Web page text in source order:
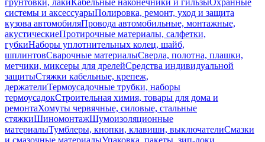
грунтовки, лакиКабельные наконечники и гильзыОхранные
системы и аксессуарыПолировка, ремонт, уход и защита
кузова автомобиляПровода автомобильные, монтажные,
акустическиеПротирочные материалы, салфетки,
губкиНаборы уплотнительных колец, шайб,
шплинтовСварочные материалыСверла, полотна, плашки,
метчики, миксеры для дрелейСредства индивидуальной
защитыСтяжки кабельные, крепеж,
держателиТермоусадочные трубки, наборы
термоусадокСтроительная химия, товары для дома и
ремонтаХомуты червячные, силовые, стальные
стяжкиШиномонтажШумоизоляционные
материалыТумблеры, кнопки, клавиши, выключателиСмазки
и смазочные материалыУпаковка, пакеты, зип-локи